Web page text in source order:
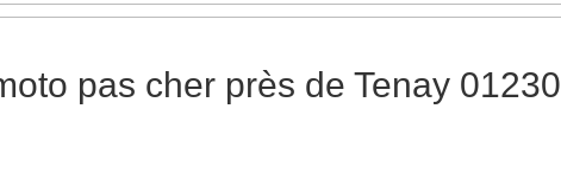
pas cher près de Tenay 01230